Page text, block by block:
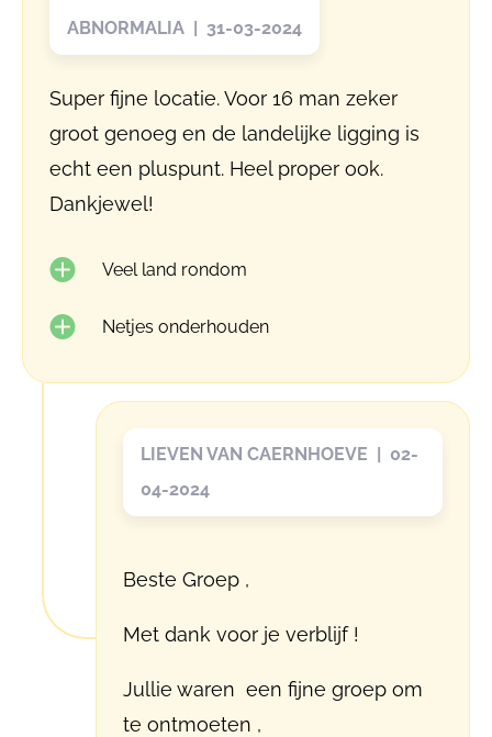
ABNORMALIA | 31-03-2024
Super fijne locatie. Voor 16 man zeker
groot genoeg en de landelijke ligging is
echt een pluspunt. Heel proper ook.
Dankjewel!
Veel land rondom
Netjes onderhouden
LIEVEN VAN CAERNHOEVE | 02-
04-2024
Beste Groep ,
Met dank voor je verblijf !
Jullie waren een fijne groep om
te ontmoeten ,